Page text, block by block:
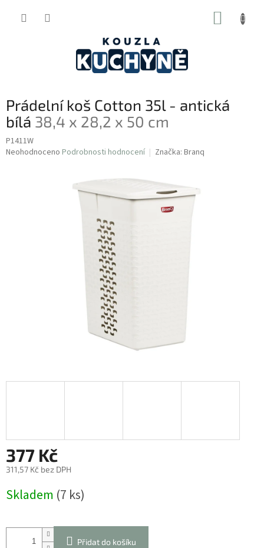
Prádelní koš Cotton 35l - antická
bílá 38,4 x 28,2 x 50 cm
P1411W
Průměrné
Neohodnoceno Podrobnosti hodnocení Značka: Branq
377 Kč
311,57 Kč bez DPH
cena:
Skladem (7 ks)
Přidat do košíku